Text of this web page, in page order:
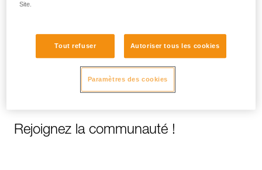
et restez connecté à notre actualité
Rejoignez la communauté !
Site.
Tout refuser Autoriser tous les cookies
Paramètres des cookies